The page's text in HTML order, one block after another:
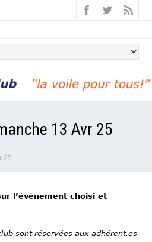
13 Avr 25
25
l’évènement choisi et
sont réservées aux adhérent.es